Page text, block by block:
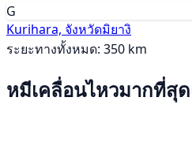
G
Kurihara, จังหวัดมิยางิ
ระยะทางทั้งหมด: 350 km
หมีเคลื่อนไหวมากที่สุด